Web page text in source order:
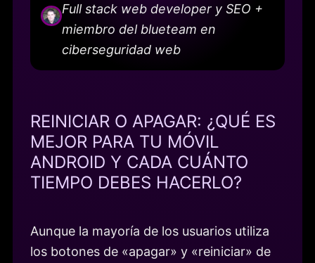
Full stack web developer y SEO +
miembro del blueteam en
ciberseguridad web
REINICIAR O APAGAR: ¿QUÉ ES
MEJOR PARA TU MÓVIL
ANDROID Y CADA CUÁNTO
TIEMPO DEBES HACERLO?
Aunque la mayoría de los usuarios utiliza
los botones de «apagar» y «reiniciar» de